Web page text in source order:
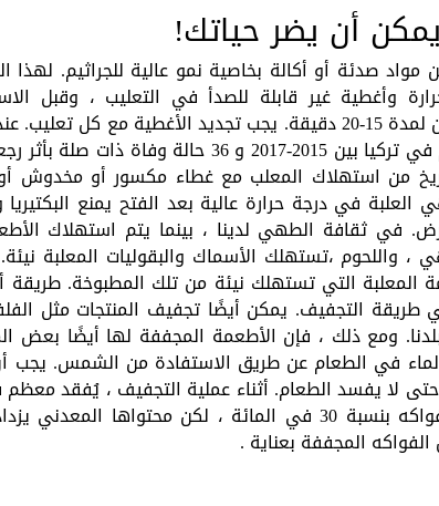
أن يضر حياتك!
مواد صدئة أو أكالة بخاصية نمو عالية للجراثيم.
وأغطية غير قابلة للصدأ في التعليب ، وقبل
حالة تسمم من البوتولينوم في تركيا بين 2015-2017 و 36
من استهلاك المعلب مع غطاء مكسور أو مخدوش
في درجة حرارة عالية بعد الفتح يمنع
في ثقافة الطهي لدينا ، بينما يتم استهلاك
،تستهلك الأسماك والبقوليات المعلبة
المعلبة التي تستهلك نيئة من تلك المطبوخة. طريقة
التجفيف. يمكن أيضًا تجفيف المنتجات مثل
ومع ذلك ، فإن الأطعمة المجففة لها أيضًا بعض
في الطعام عن طريق الاستفادة من الشمس. يجب
لا يفسد الطعام. أثناء عملية التجفيف ، يُفقد معظم
أ الموجود في الخضار والفواكه بنسبة 30 في المائة ، لكن
المجففة بعناية .